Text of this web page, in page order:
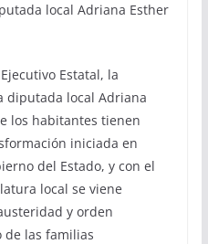
local Adriana Esther
Estatal, la
diputada local Adriana
los habitantes tienen
iniciada en
del Estado, y con el
local se viene
y orden
de las familias